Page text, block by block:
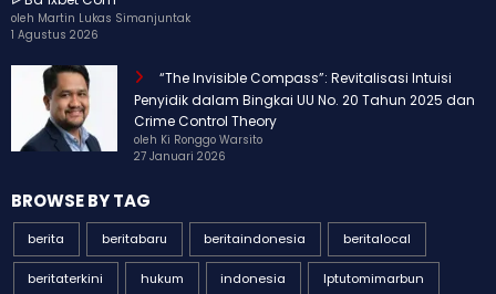
ᐉ Bd 1xbet Com
oleh Martin Lukas Simanjuntak
1 Agustus 2026
“The Invisible Compass”: Revitalisasi Intuisi
Penyidik dalam Bingkai UU No. 20 Tahun 2025 dan
Crime Control Theory
oleh Ki Ronggo Warsito
BROWSE BY TAG
Iptutomimarbun